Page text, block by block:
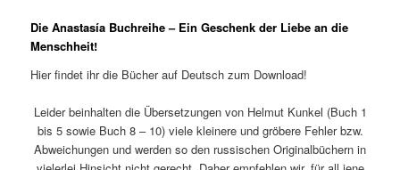
Die Anastasía Buchreihe – Ein Geschenk der Liebe an die
Menschheit!
Hier findet ihr die Bücher auf Deutsch zum Download!
Leider beinhalten die Übersetzungen von Helmut Kunkel (Buch 1
bis 5 sowie Buch 8 – 10) viele kleinere und gröbere Fehler bzw.
Abweichungen und werden so den russischen Originalbüchern in